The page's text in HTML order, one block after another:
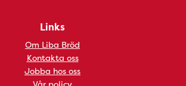
Links
Om Liba Bröd
Kontakta oss
Jobba hos oss